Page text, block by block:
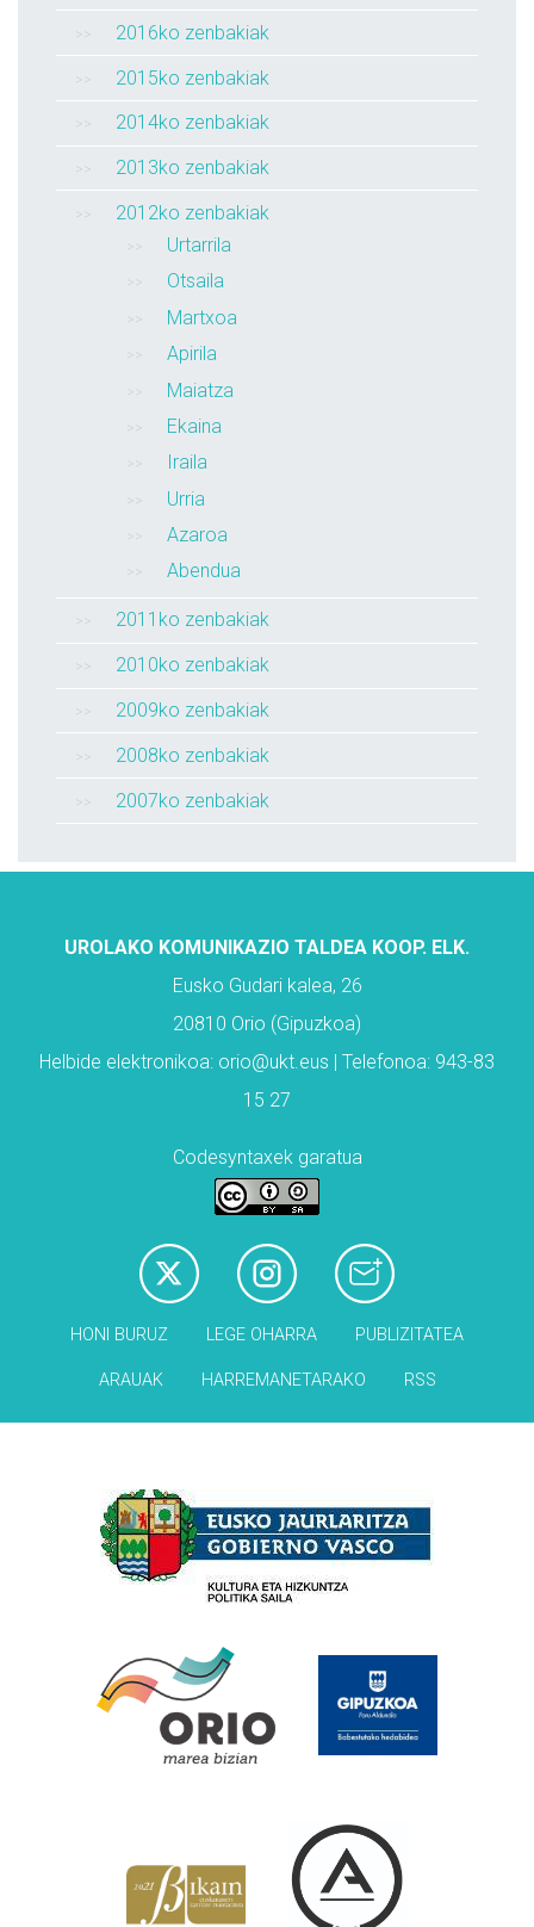
2016ko zenbakiak
2015ko zenbakiak
2014ko zenbakiak
2013ko zenbakiak
2012ko zenbakiak
Urtarrila
Otsaila
Martxoa
Apirila
Maiatza
Ekaina
Iraila
Urria
Azaroa
Abendua
2011ko zenbakiak
2010ko zenbakiak
2009ko zenbakiak
2008ko zenbakiak
2007ko zenbakiak
UROLAKO KOMUNIKAZIO TALDEA KOOP. ELK.
Eusko Gudari kalea, 26
20810 Orio (Gipuzkoa)
Helbide elektronikoa: orio@ukt.eus | Telefonoa: 943-83
15 27
Codesyntaxek garatua
HONI BURUZ LEGE OHARRA PUBLIZITATEA
ARAUAK HARREMANETARAKO RSS